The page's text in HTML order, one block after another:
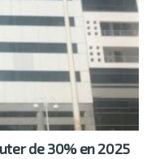
de 30% en 2025